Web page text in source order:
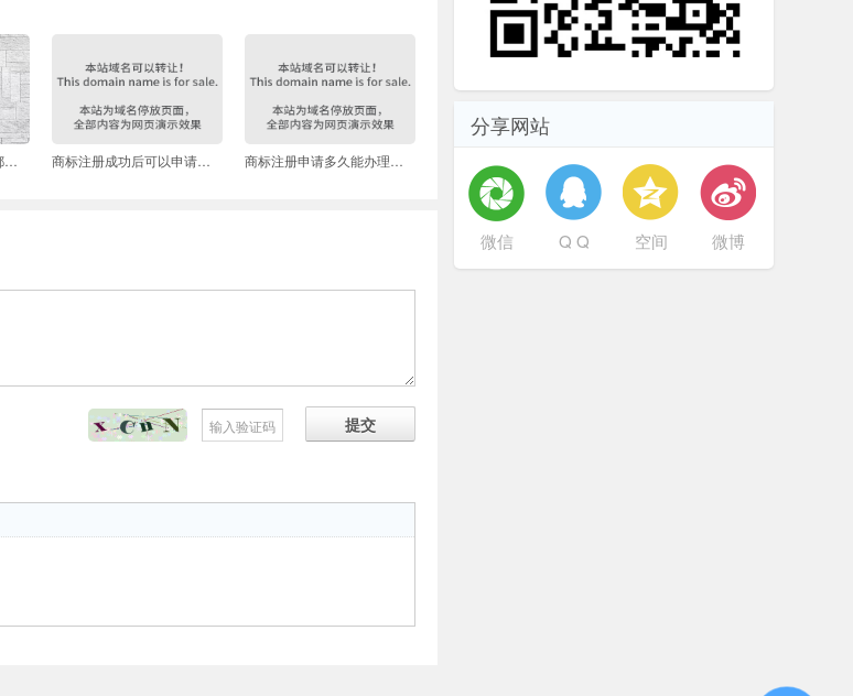
餐饮企业注册商标一般都有哪类？餐饮商标侵权如何认定？ 商标注册成功后可以申请更改吗 商标注册申请多久能办理完毕
提交
分享网站
微信 Q Q 空间 微博